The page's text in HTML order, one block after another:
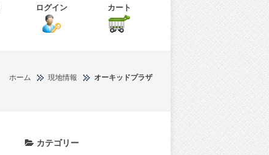
ログイン カート
ホーム 現地情報 オーキッドプラザ
カテゴリー